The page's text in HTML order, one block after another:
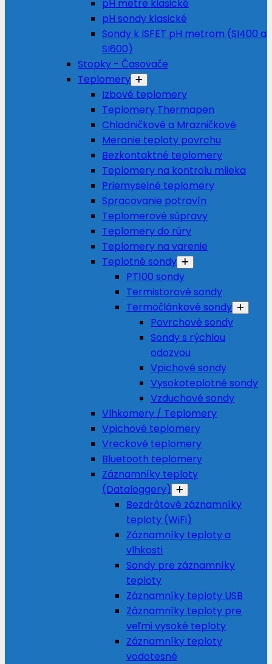
pH metre klasické
pH sondy klasické
Sondy k ISFET pH metrom (SI400 a
SI600)
Stopky - Časovače
Teplomery
Izbové teplomery
Teplomery Thermapen
Chladničkové a Mrazničkové
Meranie teploty povrchu
Bezkontaktné teplomery
Teplomery na kontrolu mlieka
Priemyselné teplomery
Spracovanie potravín
Teplomerové súpravy
Teplomery do rúry
Teplomery na varenie
Teplotné sondy
PT100 sondy
Termistorové sondy
Termočlánkové sondy
Povrchové sondy
Sondy s rýchlou
odozvou
Vpichové sondy
Vysokoteplotné sondy
Vzduchové sondy
Vlhkomery / Teplomery
Vpichové teplomery
Vreckové teplomery
Bluetooth teplomery
Záznamníky teploty
(Dataloggery)
Bezdrôtové záznamníky
teploty (WiFi)
Záznamníky teploty a
vlhkosti
Sondy pre záznamníky
teploty
Záznamníky teploty USB
Záznamníky teploty pre
veľmi vysoké teploty
Záznamníky teploty
vodotesné